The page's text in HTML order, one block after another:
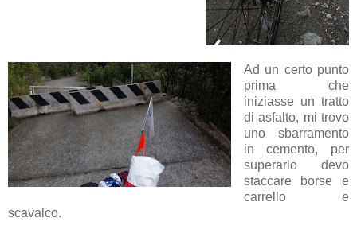
Ad un certo punto
prima che
iniziasse un tratto
di asfalto, mi trovo
uno sbarramento
in cemento, per
superarlo devo
staccare borse e
carrello e
scavalco.